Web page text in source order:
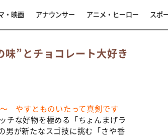
・映画 アナウンサー アニメ・ヒーロー スポ
”とチョコレート大好き
やすとものいたって真剣です
チな好物を極める「ちょんまげラ
男が新たなスゴ技に挑む「さや香